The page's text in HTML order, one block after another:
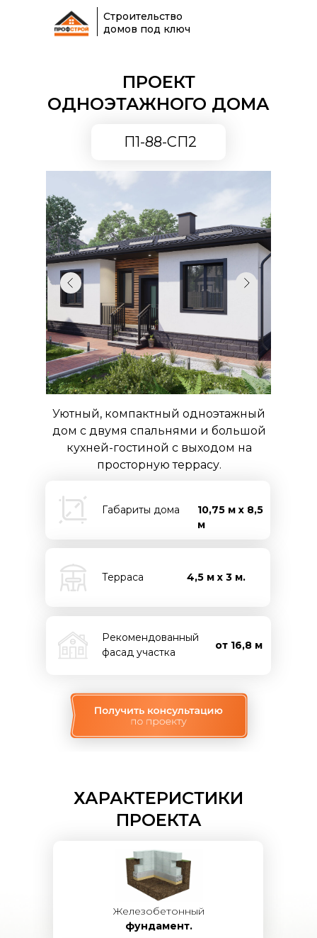
П1-88-СП2
ПРОЕКТ
ОДНОЭТАЖНОГО ДОМА
Уютный, компактный одноэтажный
дом с двумя спальнями и большой
кухней-гостиной с выходом на
просторную террасу.
Габариты дома
Терраса
Рекомендованный
фасад участка
Строительство
домов под ключ
10,75 м х 8,5
м
4,5 м х 3 м.
от 16,8 м
ХАРАКТЕРИСТИКИ
ПРОЕКТА
Железобетонный
фундамент.